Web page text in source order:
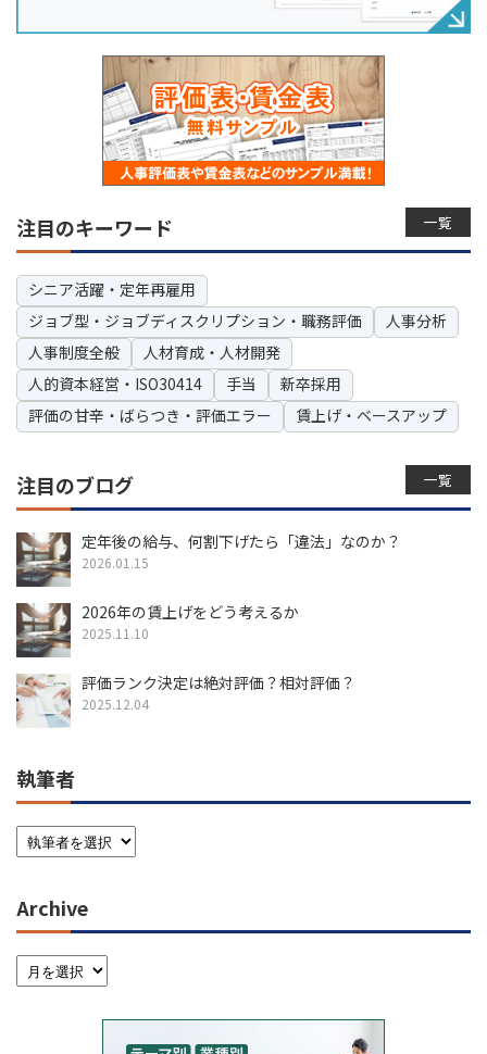
一覧
注目のキーワード
シニア活躍・定年再雇用
ジョブ型・ジョブディスクリプション・職務評価
人事分析
人事制度全般
人材育成・人材開発
人的資本経営・ISO30414
手当
新卒採用
評価の甘辛・ばらつき・評価エラー
賃上げ・ベースアップ
一覧
注目のブログ
定年後の給与、何割下げたら「違法」なのか？
2026.01.15
2026年の賃上げをどう考えるか
2025.11.10
評価ランク決定は絶対評価？相対評価？
2025.12.04
執筆者
Archive